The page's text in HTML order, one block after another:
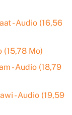
- Audio (16,56
(15,78 Mo)
- Audio (18,79
- Audio (19,59